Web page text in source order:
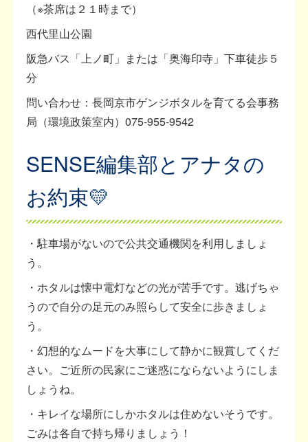
（※茶席は２１時まで）
西代里山公園
阪急バス「上ノ町」または「奥海印寺」下車徒歩５
分
問い合わせ：長岡京市ゲンジボタルを育てる会事務
局（環境政策室内）075-955-9542
SENSE編集部とアナタの
お約束💛
・駐車場がないので公共交通機関を利用しましょ
う。
・ホタルは懐中電灯などの光が苦手です。逃げちゃ
うので自分の足元のみ照らして安全に歩きましょ
う。
・幻想的なムードを大事にして静かに観賞してくだ
さい。ご近所の民家にご迷惑にならないようにしま
しょうね。
・キレイな場所にしかホタルは住めないそうです。
ごみは各自で持ち帰りましょう！